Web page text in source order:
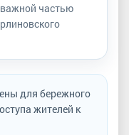
важной частью
для бережного
жителей к